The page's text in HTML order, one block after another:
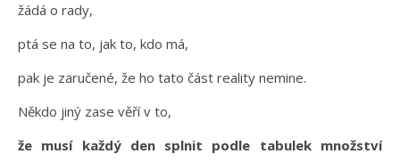
žádá o rady,
ptá se na to, jak to, kdo má,
pak je zaručené, že ho tato část reality nemine.
Někdo jiný zase věří v to,
že musí každý den splnit podle tabulek množství